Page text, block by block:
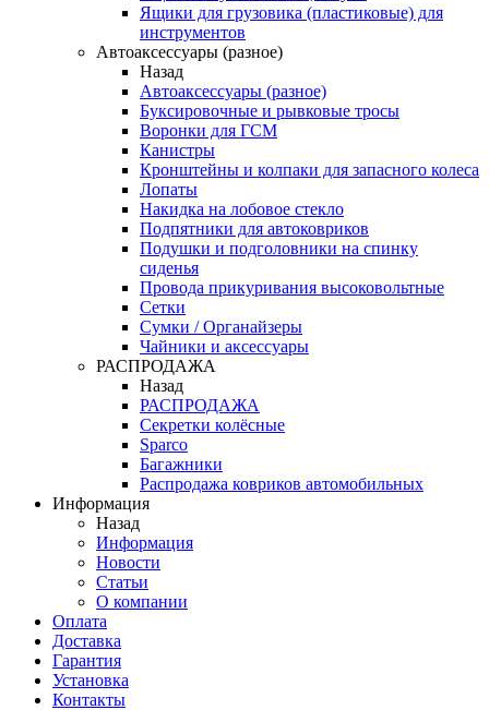
Ящики для грузовика (пластиковые) для
инструментов
Автоаксессуары (разное)
Назад
Автоаксессуары (разное)
Буксировочные и рывковые тросы
Воронки для ГСМ
Канистры
Кронштейны и колпаки для запасного колеса
Лопаты
Накидка на лобовое стекло
Подпятники для автоковриков
Подушки и подголовники на спинку
сиденья
Провода прикуривания высоковольтные
Сетки
Сумки / Органайзеры
Чайники и аксессуары
РАСПРОДАЖА
Назад
РАСПРОДАЖА
Секретки колёсные
Sparco
Багажники
Распродажа ковриков автомобильных
Информация
Назад
Информация
Новости
Статьи
О компании
Оплата
Доставка
Гарантия
Установка
Контакты